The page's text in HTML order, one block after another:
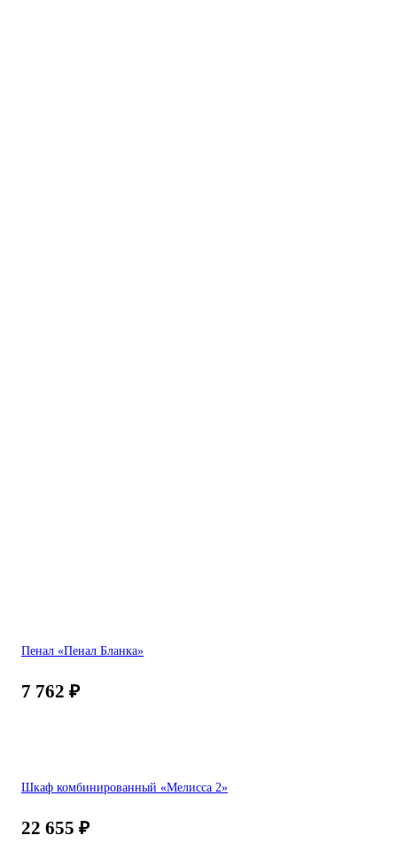
Пенал «Пенал Бланка»
7 762 ₽
Шкаф комбинированный «Мелисса 2»
22 655 ₽